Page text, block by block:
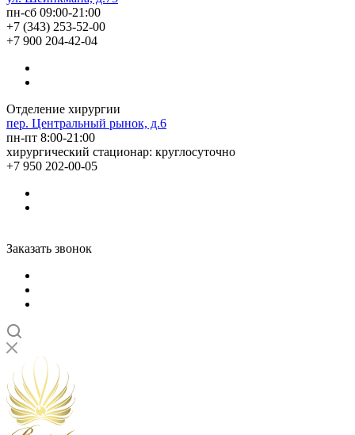
пн-сб 09:00-21:00
+7 (343) 253-52-00
+7 900 204-42-04
Отделение хирургии
пер. Центральный рынок, д.6
пн-пт 8:00-21:00
хирургический стационар: круглосуточно
+7 950 202-00-05
Заказать звонок